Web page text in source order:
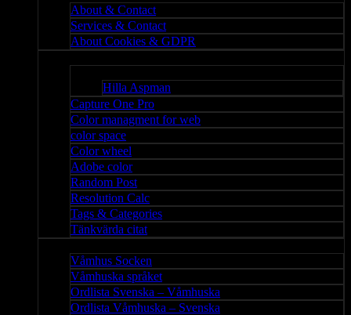
About & Contact
Services & Contact
About Cookies & GDPR
Hilla Aspman
Capture One Pro
Color managment for web
color space
Color wheel
Adobe color
Random Post
Resolution Calc
Tags & Categories
Tänkvärda citat
Våmhus Socken
Våmhuska språket
Ordlista Svenska – Våmhuska
Ordlista Våmhuska – Svenska